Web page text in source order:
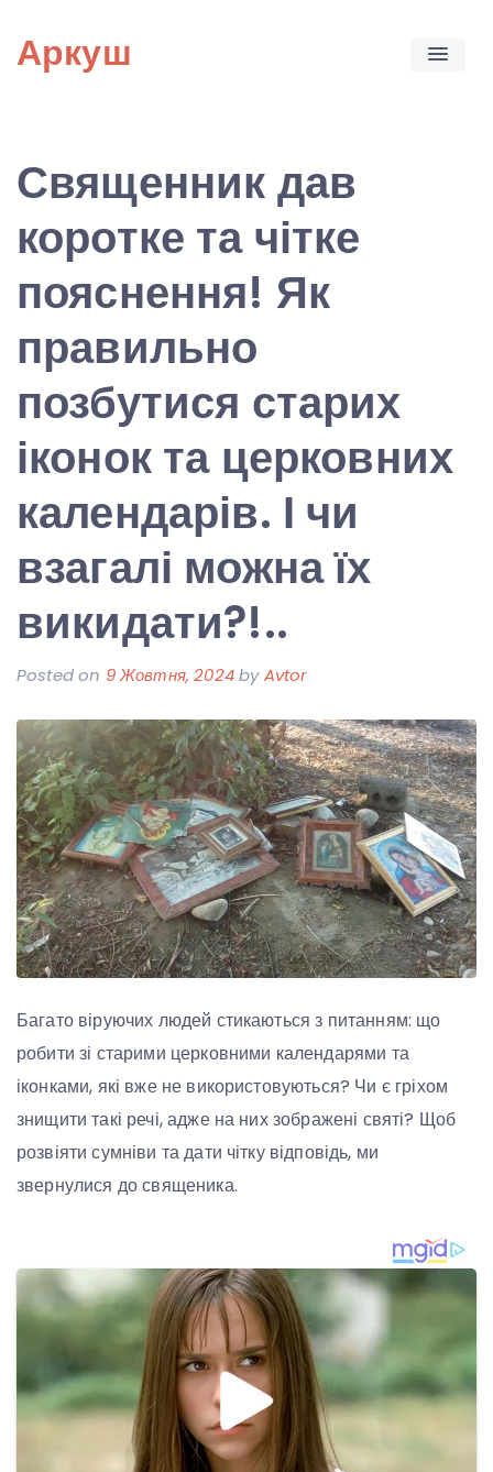
content
Аркуш
Священник дав
коротке та чітке
пояснення! Як
правильно
позбутися старих
іконок та церковних
календарів. І чи
взагалі можна їх
викидати?!..
Posted on 9 Жовтня, 2024byAvtor
Багато віруючих людей стикаються з питанням: що
робити зі старими церковними календарями та
іконками, які вже не використовуються? Чи є гріхом
знищити такі речі, адже на них зображені святі? Щоб
розвіяти сумніви та дати чітку відповідь, ми
звернулися до священика.